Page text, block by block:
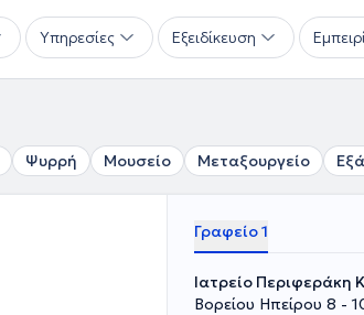
Υπηρεσίες Εξειδίκευση
Ψυρρή Μουσείο Μεταξουργείο
Γραφείο 1
Ιατρείο Περιφεράκη
Βορείου Ηπείρου 8 -